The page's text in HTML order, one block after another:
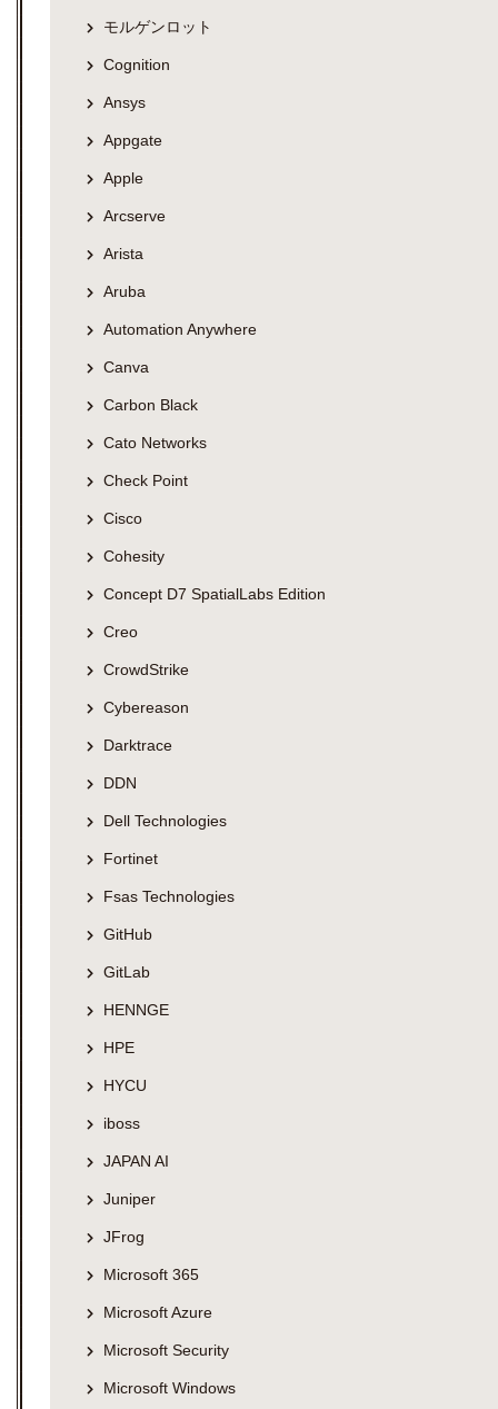
モルゲンロット
Cognition
Ansys
Appgate
Apple
Arcserve
Arista
Aruba
Automation Anywhere
Canva
Carbon Black
Cato Networks
Check Point
Cisco
Cohesity
Concept D7 SpatialLabs Edition
Creo
CrowdStrike
Cybereason
Darktrace
DDN
Dell Technologies
Fortinet
Fsas Technologies
GitHub
GitLab
HENNGE
HPE
HYCU
iboss
JAPAN AI
Juniper
JFrog
Microsoft 365
Microsoft Azure
Microsoft Security
Microsoft Windows